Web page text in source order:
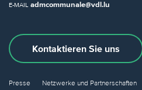
E-MAIL admcommunale@vdl.lu
Kontaktieren Sie uns
Presse Netzwerke und Partnerschaften